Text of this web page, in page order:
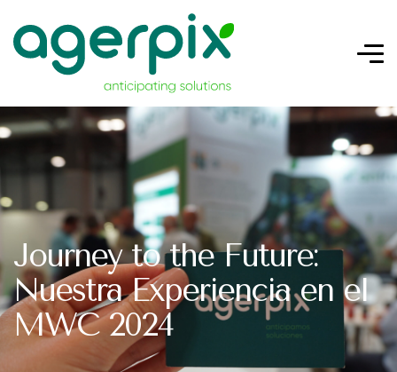
Journey to the Future:
Nuestra Experiencia en el
MWC 2024